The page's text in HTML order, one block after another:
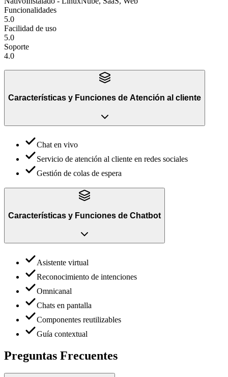
Funcionalidades
5.0
Facilidad de uso
5.0
Soporte
4.0
Características y Funciones de Atención al cliente
Chat en vivo
Servicio de atención al cliente en redes sociales
Gestión de colas de espera
Características y Funciones de Chatbot
Asistente virtual
Reconocimiento de intenciones
Omnicanal
Chats en pantalla
Componentes reutilizables
Guía contextual
Preguntas Frecuentes